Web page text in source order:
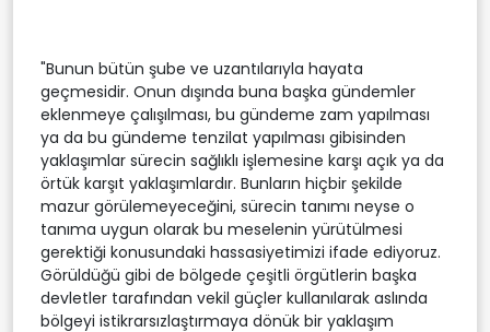
"Bunun bütün şube ve uzantılarıyla hayata
geçmesidir. Onun dışında buna başka gündemler
eklenmeye çalışılması, bu gündeme zam yapılması
ya da bu gündeme tenzilat yapılması gibisinden
yaklaşımlar sürecin sağlıklı işlemesine karşı açık ya da
örtük karşıt yaklaşımlardır. Bunların hiçbir şekilde
mazur görülemeyeceğini, sürecin tanımı neyse o
tanıma uygun olarak bu meselenin yürütülmesi
gerektiği konusundaki hassasiyetimizi ifade ediyoruz.
Görüldüğü gibi de bölgede çeşitli örgütlerin başka
devletler tarafından vekil güçler kullanılarak aslında
bölgeyi istikrarsızlaştırmaya dönük bir yaklaşım